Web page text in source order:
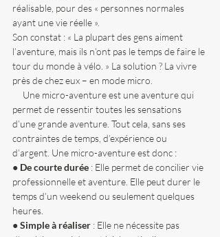
réalisable, pour des « personnes normales
ayant une vie réelle ».
Son constat : « La plupart des gens aiment
l’aventure, mais ils n’ont pas le temps de faire le
tour du monde à vélo. » La solution ? La vivre
près de chez eux – en mode micro.
permet de ressentir toutes les sensations
d’une grande aventure. Tout cela, sans ses
contraintes de temps, d’expérience ou
d’argent. Une micro-aventure est donc :
● De courte durée : Elle permet de concilier vie
professionnelle et aventure. Elle peut durer le
temps d’un weekend ou seulement quelques
heures.
● Simple à réaliser : Elle ne nécessite pas